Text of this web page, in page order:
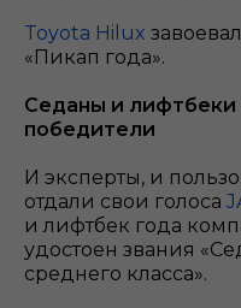
Toyota Hilux
«Пикап года».
Седаны и лифтбеки
победители
И эксперты, и
отдали свои голоса
и лифтбек года
удостоен звания
среднего класса».